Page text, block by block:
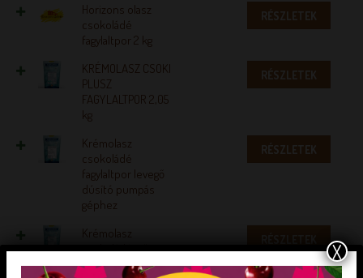
Horizons olasz
csokoládé
fagylaltpor 2 kg
RÉSZLETEK
KRÉMOLASZ CSOKI
PLUSZ
FAGYLALTPOR 2,05
kg
RÉSZLETEK
Krémolasz
csokoládé
fagylaltpor levegő
dúsító pumpás
géphez
RÉSZLETEK
Krémolasz
csokoládé ízű
fagylaltpor
X